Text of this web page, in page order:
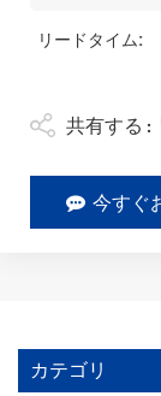
リードタイム:
共有する :
今すぐ
カテゴリ